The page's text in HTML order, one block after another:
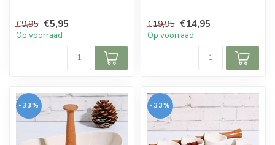
€9,95 €5,95
Op voorraad
€19,95 €14,95
Op voorraad
-33% -33%